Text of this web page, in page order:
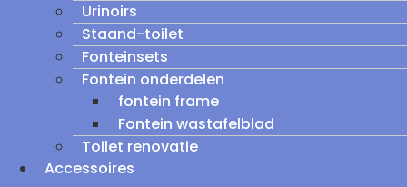
Urinoirs
Staand-toilet
Fonteinsets
Fontein onderdelen
fontein frame
Fontein wastafelblad
Toilet renovatie
Accessoires